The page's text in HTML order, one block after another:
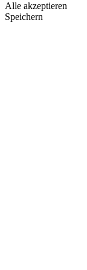
Alle akzeptieren
Speichern